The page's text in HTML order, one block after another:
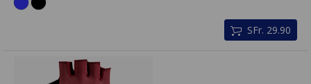
SFr. 29.90